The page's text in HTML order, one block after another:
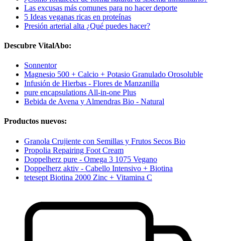
Las excusas más comunes para no hacer deporte
5 Ideas veganas ricas en proteínas
Presión arterial alta ¿Qué puedes hacer?
Descubre VitalAbo:
Sonnentor
Magnesio 500 + Calcio + Potasio Granulado Orosoluble
Infusión de Hierbas - Flores de Manzanilla
pure encapsulations All-in-one Plus
Bebida de Avena y Almendras Bio - Natural
Productos nuevos:
Granola Crujiente con Semillas y Frutos Secos Bio
Propolia Repairing Foot Cream
Doppelherz pure - Omega 3 1075 Vegano
Doppelherz aktiv - Cabello Intensivo + Biotina
tetesept Biotina 2000 Zinc + Vitamina C